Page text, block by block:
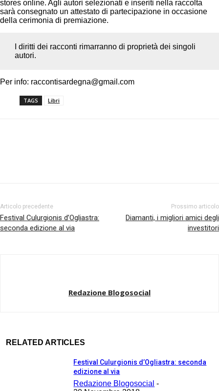
stores online. Agli autori selezionati e inseriti nella raccolta
sarà consegnato un attestato di partecipazione in occasione
della cerimonia di premiazione.
I diritti dei racconti rimarranno di proprietà dei singoli
autori.
Per info: raccontisardegna@gmail.com
TAGS Libri
Articolo precedente
Festival Culurgionis d’Ogliastra:
seconda edizione al via
Prossimo articolo
Diamanti, i migliori amici degli
investitori
Redazione Blogosocial
RELATED ARTICLES
Festival Culurgionis d’Ogliastra: seconda
edizione al via
Redazione Blogosocial -